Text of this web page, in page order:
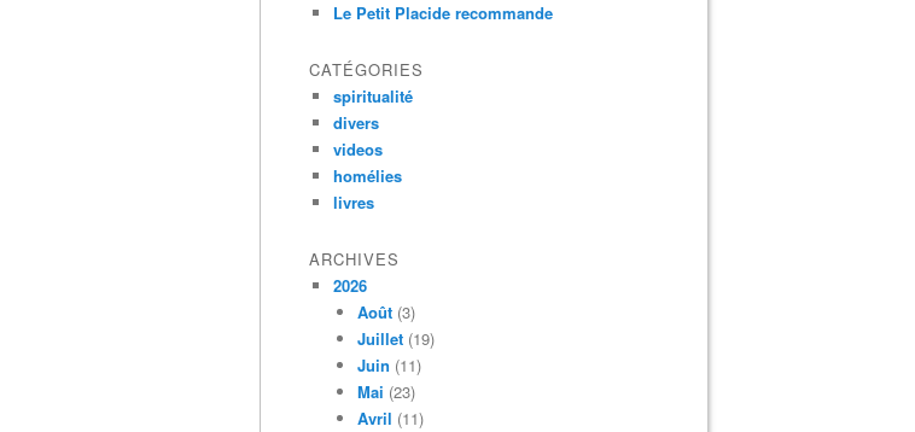
Le Petit Placide recommande
CATÉGORIES
spiritualité
divers
videos
homélies
livres
ARCHIVES
2026
Août (3)
Juillet (19)
Juin (11)
Mai (23)
Avril (11)